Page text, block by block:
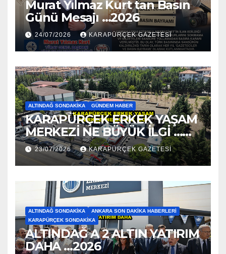
Murat Yılmaz Kurt tan Basın
Günü Mesajı …2026
24/07/2026 KARAPÜRÇEK GAZETESİ
ALTINDAĞ SONDAKIKA GÜNDEM HABER
KARAPÜRÇEK ERKEK YAŞAM
MERKEZİ NE BÜYÜK İLGİ …
2026
23/07/2026 KARAPÜRÇEK GAZETESİ
ALTINDAĞ SONDAKIKA
ANKARA SON DAKIKA HABERLERI
KARAPÜRÇEK SONDAKIKA
ALTINDAĞ A 2 ALTIN YATIRIM
DAHA …2026